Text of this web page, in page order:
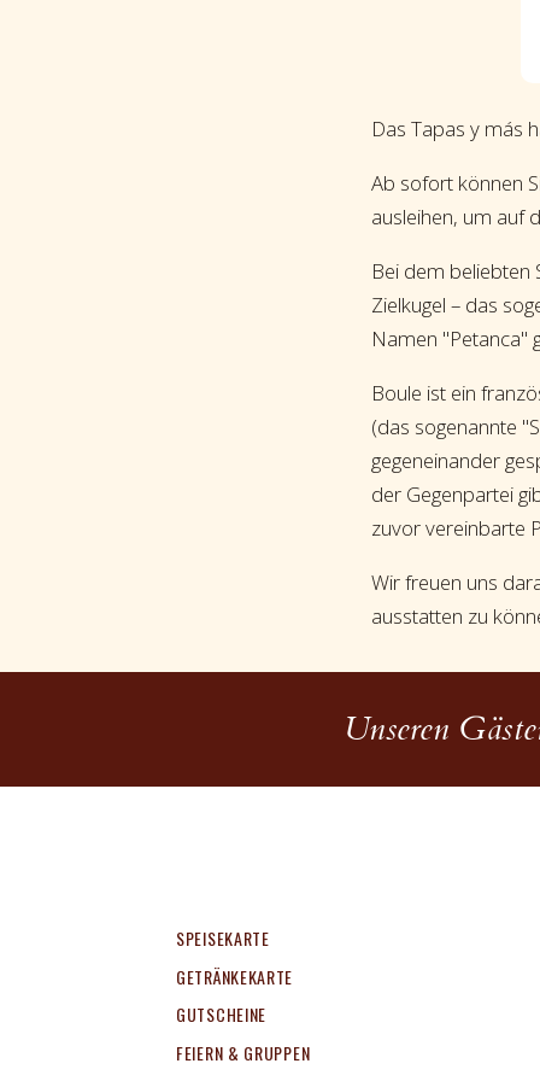
Das Tapas y más
Ab sofort können
ausleihen, um auf
Bei dem beliebten
Zielkugel – das
Namen "Petanca"
Boule ist ein
(das sogenannte
gegeneinander
der Gegenpartei
zuvor vereinbarte
Wir freuen uns
ausstatten zu
Unseren
SPEISEKARTE
GETRÄNKEKARTE
GUTSCHEINE
FEIERN & GRUPPEN